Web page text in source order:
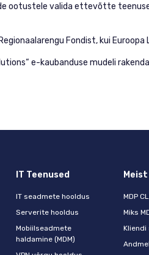
ootustele valida ettevõtte
Fondist, kui Euroopa
e-kaubanduse mudeli
IT Teenused
IT seadmete hooldus
Serverite hooldus
Mobiilseadmete
haldamine (MDM)
Meist
MDP
Miks
Kliendi